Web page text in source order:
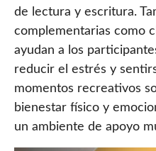
de lectura y escritura.
complementarias como
ayudan a los
reducir el estrés y
momentos recreativos
bienestar físico y
un ambiente de apoyo